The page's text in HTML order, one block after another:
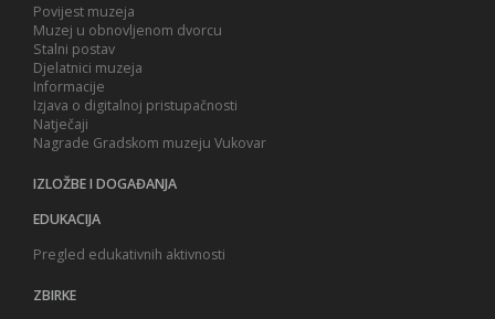
Povijest muzeja
Muzej u obnovljenom dvorcu
Stalni postav
Djelatnici muzeja
Informacije
Izjava o digitalnoj pristupačnosti
Natječaji
Nagrade Gradskom muzeju Vukovar
IZLOŽBE I DOGAĐANJA
EDUKACIJA
Pregled edukativnih aktivnosti
ZBIRKE